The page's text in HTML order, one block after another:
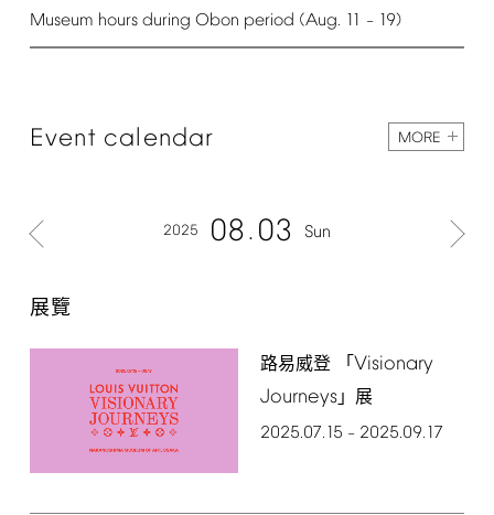
Museum hours during Obon period (Aug. 11 – 19)
Event calendar MORE
2025 08 03 Sun
展覽
路易威登 「 Visionary
Journeys」展
2025.07.15 – 2025.09.17